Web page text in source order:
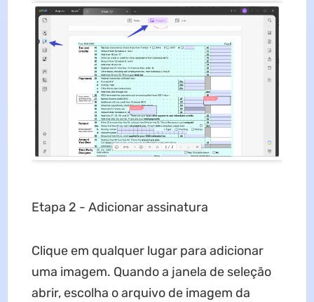
Etapa 2 - Adicionar assinatura
Clique em qualquer lugar para adicionar
uma imagem. Quando a janela de seleção
abrir, escolha o arquivo de imagem da